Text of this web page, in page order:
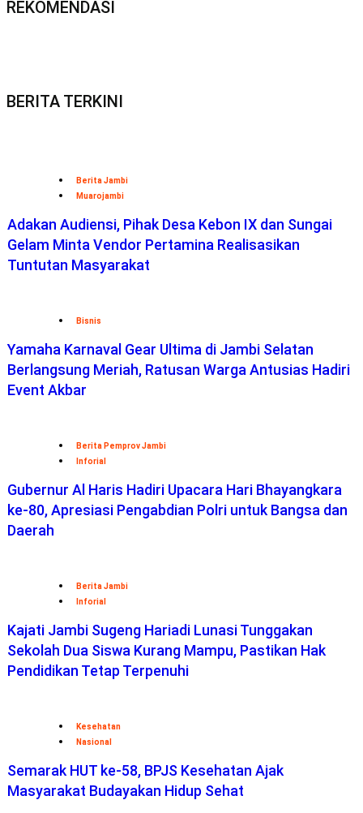
REKOMENDASI
BERITA TERKINI
Berita Jambi
Muarojambi
Adakan Audiensi, Pihak Desa Kebon IX dan Sungai
Gelam Minta Vendor Pertamina Realisasikan
Tuntutan Masyarakat
Bisnis
Yamaha Karnaval Gear Ultima di Jambi Selatan
Berlangsung Meriah, Ratusan Warga Antusias Hadiri
Event Akbar
Berita Pemprov Jambi
Inforial
Gubernur Al Haris Hadiri Upacara Hari Bhayangkara
ke-80, Apresiasi Pengabdian Polri untuk Bangsa dan
Daerah
Berita Jambi
Inforial
Kajati Jambi Sugeng Hariadi Lunasi Tunggakan
Sekolah Dua Siswa Kurang Mampu, Pastikan Hak
Pendidikan Tetap Terpenuhi
Kesehatan
Nasional
Semarak HUT ke-58, BPJS Kesehatan Ajak
Masyarakat Budayakan Hidup Sehat